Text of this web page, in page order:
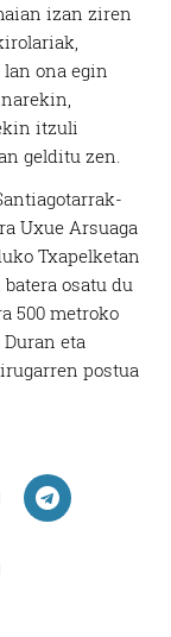
izan ziren
ona egin
itzuli
gelditu zen.
Uxue Arsuaga
Txapelketan
osatu du
500 metroko
Duran eta
postua